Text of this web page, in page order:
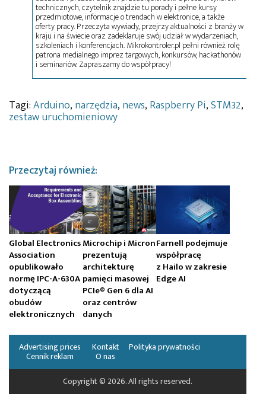
technicznych, czytelnik znajdzie tu porady i pełne kursy
przedmiotowe, informacje o trendach w elektronice, a także
oferty pracy. Przeczyta wywiady, przejrzy aktualności z branży w
kraju i na świecie oraz zadeklaruje swój udział w wydarzeniach,
szkoleniach i konferencjach. Mikrokontroler.pl pełni również rolę
patrona medialnego imprez targowych, konkursów, hackathonów
i seminariów. Zapraszamy do współpracy!
Tagi:Arduino, narzędzia, news, Raspberry Pi,STM32,
zestaw uruchomieniowy
Przeczytaj również:
Global Electronics
Association
opublikowało
normę IPC-A-630A
dotyczącą
obudów
elektronicznych
Microchip i Micron
prezentują
architekturę
pamięci masowej
PCIe® Gen 6 dla AI
oraz centrów
danych
Farnell podejmuje
współpracę
z Hailo w zakresie
Edge AI
Cennik reklam
Advertising prices Kontakt
O nas
Polityka prywatności
Copyright © 2026. All rights reserved.